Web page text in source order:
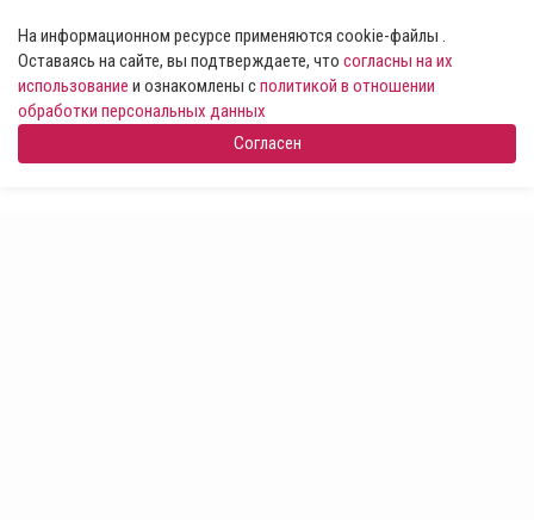
На информационном ресурсе применяются cookie-файлы .
Оставаясь на сайте, вы подтверждаете, что согласны на их
использование и ознакомлены сполитикой в отношении
обработки персональных данных
Согласен